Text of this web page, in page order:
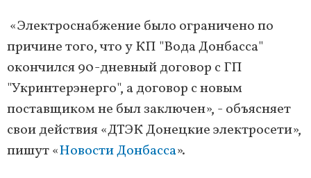
«Электроснабжение было ограничено по
причине того, что у КП "Вода Донбасса"
окончился 90-дневный договор с ГП
"Укринтерэнерго", а договор с новым
поставщиком не был заключен», - объясняет
свои действия «ДТЭК Донецкие электросети»,
пишут «Новости Донбасса».